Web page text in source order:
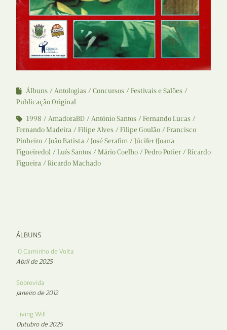
Álbuns Antologias Concursos
Festivais e Salões
Publicação Original
1998
AmadoraBD António Santos
Fernando Lucas
Fernando Madeira
Filipe Alves Filipe Goulão
Francisco
Pinheiro
João Batista José Serafim
Júcifer (Joana
Figueiredo)
Luís Santos Mário Coelho Pedro Potier
Ricardo
Figueira
Ricardo Machado
ÁLBUNS
O Caminho de Volta
Abril de 2025
Sobrevida
Janeiro de 2012
Living Will
Outubro de 2025